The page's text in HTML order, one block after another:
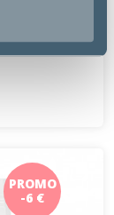
PROMO
-6 €